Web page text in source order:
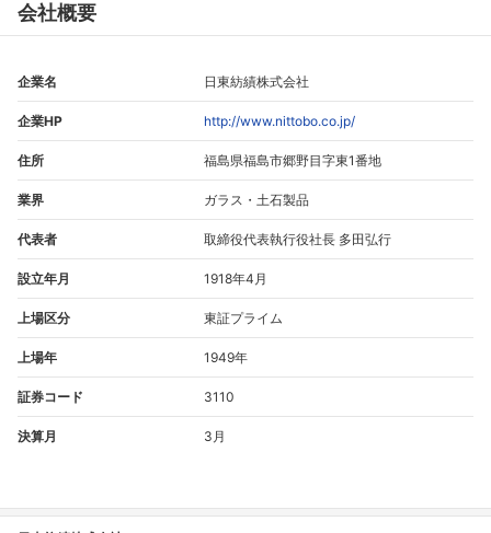
会社概要
企業名 日東紡績株式会社
企業HP http://www.nittobo.co.jp/
住所 福島県福島市郷野目字東1番地
業界 ガラス・土石製品
代表者 取締役代表執行役社長 多田弘行
設立年月 1918年4月
上場区分 東証プライム
上場年 1949年
証券コード 3110
決算月 3月